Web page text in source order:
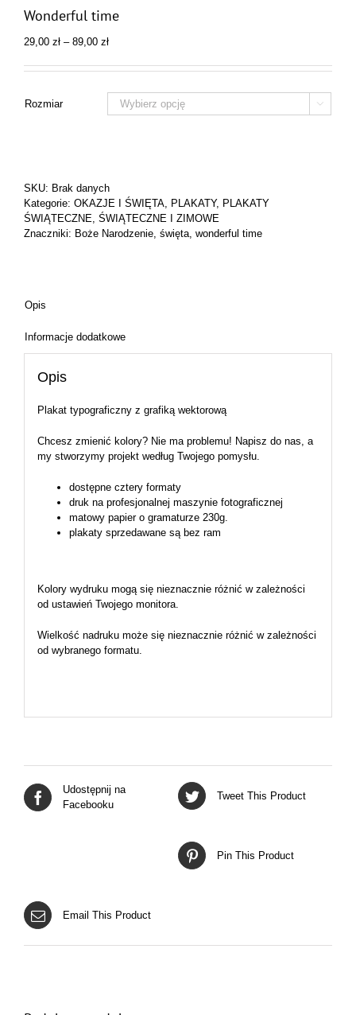
Wonderful time
29,00 zł – 89,00 złZakres
od
89,00 zł
Rozmiar 
SKU: Brak danych
Kategorie: OKAZJE I ŚWIĘTA, PLAKATY, PLAKATY
ŚWIĄTECZNE, ŚWIĄTECZNE I ZIMOWE
Znaczniki: Boże Narodzenie, święta, wonderful time
Opis
Informacje dodatkowe
Opis
Plakat typograficzny z grafiką wektorową
Chcesz zmienić kolory? Nie ma problemu! Napisz do nas, a
my stworzymy projekt według Twojego pomysłu.
dostępne cztery formaty
druk na profesjonalnej maszynie fotograficznej
matowy papier o gramaturze 230g.
plakaty sprzedawane są bez ram
Kolory wydruku mogą się nieznacznie różnić w zależności
od ustawień Twojego monitora.
Wielkość nadruku może się nieznacznie różnić w zależności
od wybranego formatu.
Udostępnij na
Facebooku
Tweet This Product
Pin This Product
Email This Product